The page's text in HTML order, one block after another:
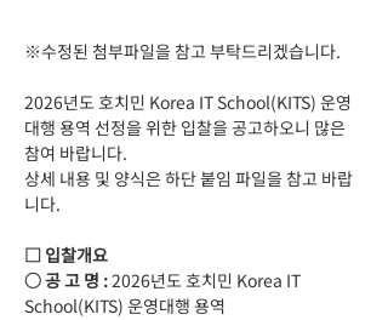
※수정된 첨부파일을 참고 부탁드리겠습니다.
2026년도 호치민 Korea IT School(KITS) 운영
대행 용역 선정을 위한 입찰을공고하오니 많은
참여 바랍니다.
상세 내용 및 양식은 하단 붙임 파일을 참고 바랍
니다.
□ 입찰개요
○ 공 고 명 : 2026년도 호치민 Korea IT
School(KITS) 운영대행 용역